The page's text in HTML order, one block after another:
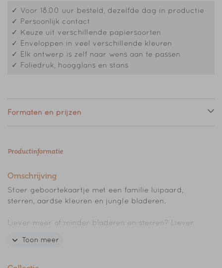
✓ Voor 18.00 uur besteld, dezelfde dag in productie
✓ Persoonlijk contact
✓ Keuze uit verschillende papiersoorten
✓ Enveloppen in veel verschillende kleuren
✓ Elk ontwerp is zelf naar wens aan te passen
✓ Foliedruk, hoogglans en stans
Formaten en prijzen
Productinformatie
Omschrijving
Stoer geboortekaartje met een familie luipaard,
sterren, aardse kleuren en jungle bladeren.
Liever meer of minder bladeren en sterren? Liever
achtergrondkleur? Pas het eenvoudig aan in de
Toon meer